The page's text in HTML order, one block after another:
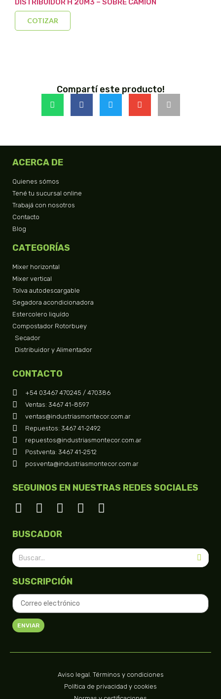
DISTRIBUIDOR H 20M3 – SOBRE CAMIÓN
COTIZAR
Compartí este producto!
ACERCA DE
Quienes sómos
Tené tu sucursal online
Trabajá con nosotros
Contacto
Blog
CATEGORÍAS
Mixer horizontal
Mixer vertical
Tolva autodescargable
Segadora acondicionadora
Estercolero liquído
Compostador Rotorbuey
Secador
Distribuidor y Alimentador
CONTACTO
+54 03467 470245 / 470386
Ventas: 3467 41-8597
ventas@industriasmontecor.com.ar
Repuestos: 3467 41-2492
repuestos@industriasmontecor.com.ar
Postventa: 3467 41-2512
posventa@industriasmontecor.com.ar
SEGUINOS EN NUESTRAS REDES SOCIALES
BUSCADOR
SUSCRIPCIÓN
ENVIAR
Aviso legal. Términos y condiciones
Política de privacidad y cookies